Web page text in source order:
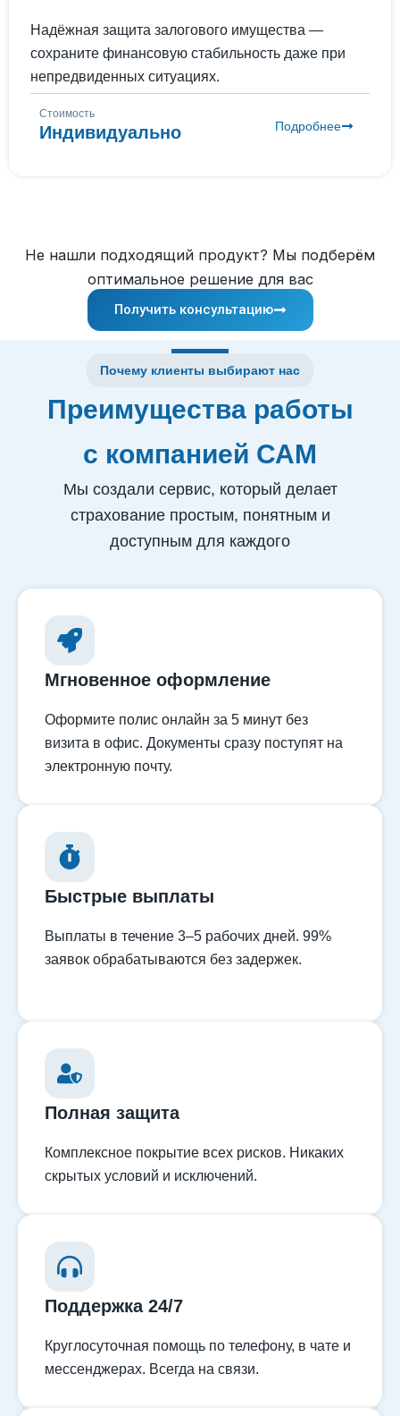
Надёжная защита залогового имущества —
сохраните финансовую стабильность даже при
непредвиденных ситуациях.
Стоимость
Индивидуально Подробнее
Не нашли подходящий продукт? Мы подберём
оптимальное решение для вас
Получить консультацию
Почему клиенты выбирают нас
Преимущества работы
с компанией САМ
Мы создали сервис, который делает
страхование простым, понятным и
доступным для каждого
Мгновенное оформление
Оформите полис онлайн за 5 минут без
визита в офис. Документы сразу поступят на
электронную почту.
Быстрые выплаты
Выплаты в течение 3–5 рабочих дней. 99%
заявок обрабатываются без задержек.
Полная защита
Комплексное покрытие всех рисков. Никаких
скрытых условий и исключений.
Поддержка 24/7
Круглосуточная помощь по телефону, в чате и
мессенджерах. Всегда на связи.